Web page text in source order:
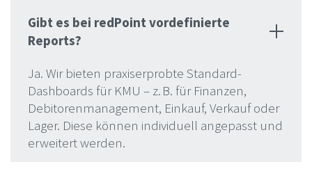
Gibt es bei redPoint vordefinierte
Reports?
Ja. Wir bieten praxiserprobte Standard-
Dashboards für KMU – z. B. für Finanzen,
Debitorenmanagement, Einkauf, Verkauf oder
Lager. Diese können individuell angepasst und
erweitert werden.